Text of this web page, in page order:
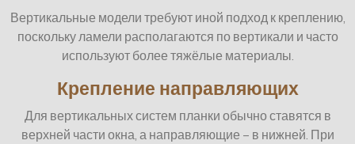
Вертикальные модели требуют иной подход к креплению,
поскольку ламели располагаются по вертикали и часто
используют более тяжёлые материалы.
Крепление направляющих
Для вертикальных систем планки обычно ставятся в
верхней части окна, а направляющие – в нижней. При